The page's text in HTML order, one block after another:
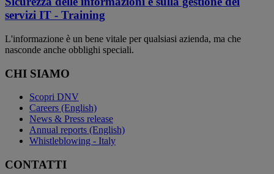
servizi IT - Training
L'informazione è un bene vitale per qualsiasi azienda, ma che
nasconde anche obblighi speciali.
CHI SIAMO
Scopri DNV
Careers (English)
News & Press release
Annual reports (English)
Whistleblowing - Italy
CONTATTI